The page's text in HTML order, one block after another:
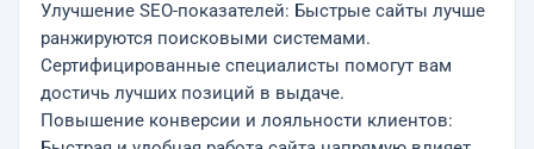
Улучшение SEO-показателей: Быстрые сайты лучше
ранжируются поисковыми системами.
Сертифицированные специалисты помогут вам
достичь лучших позиций в выдаче.
Повышение конверсии и лояльности клиентов: